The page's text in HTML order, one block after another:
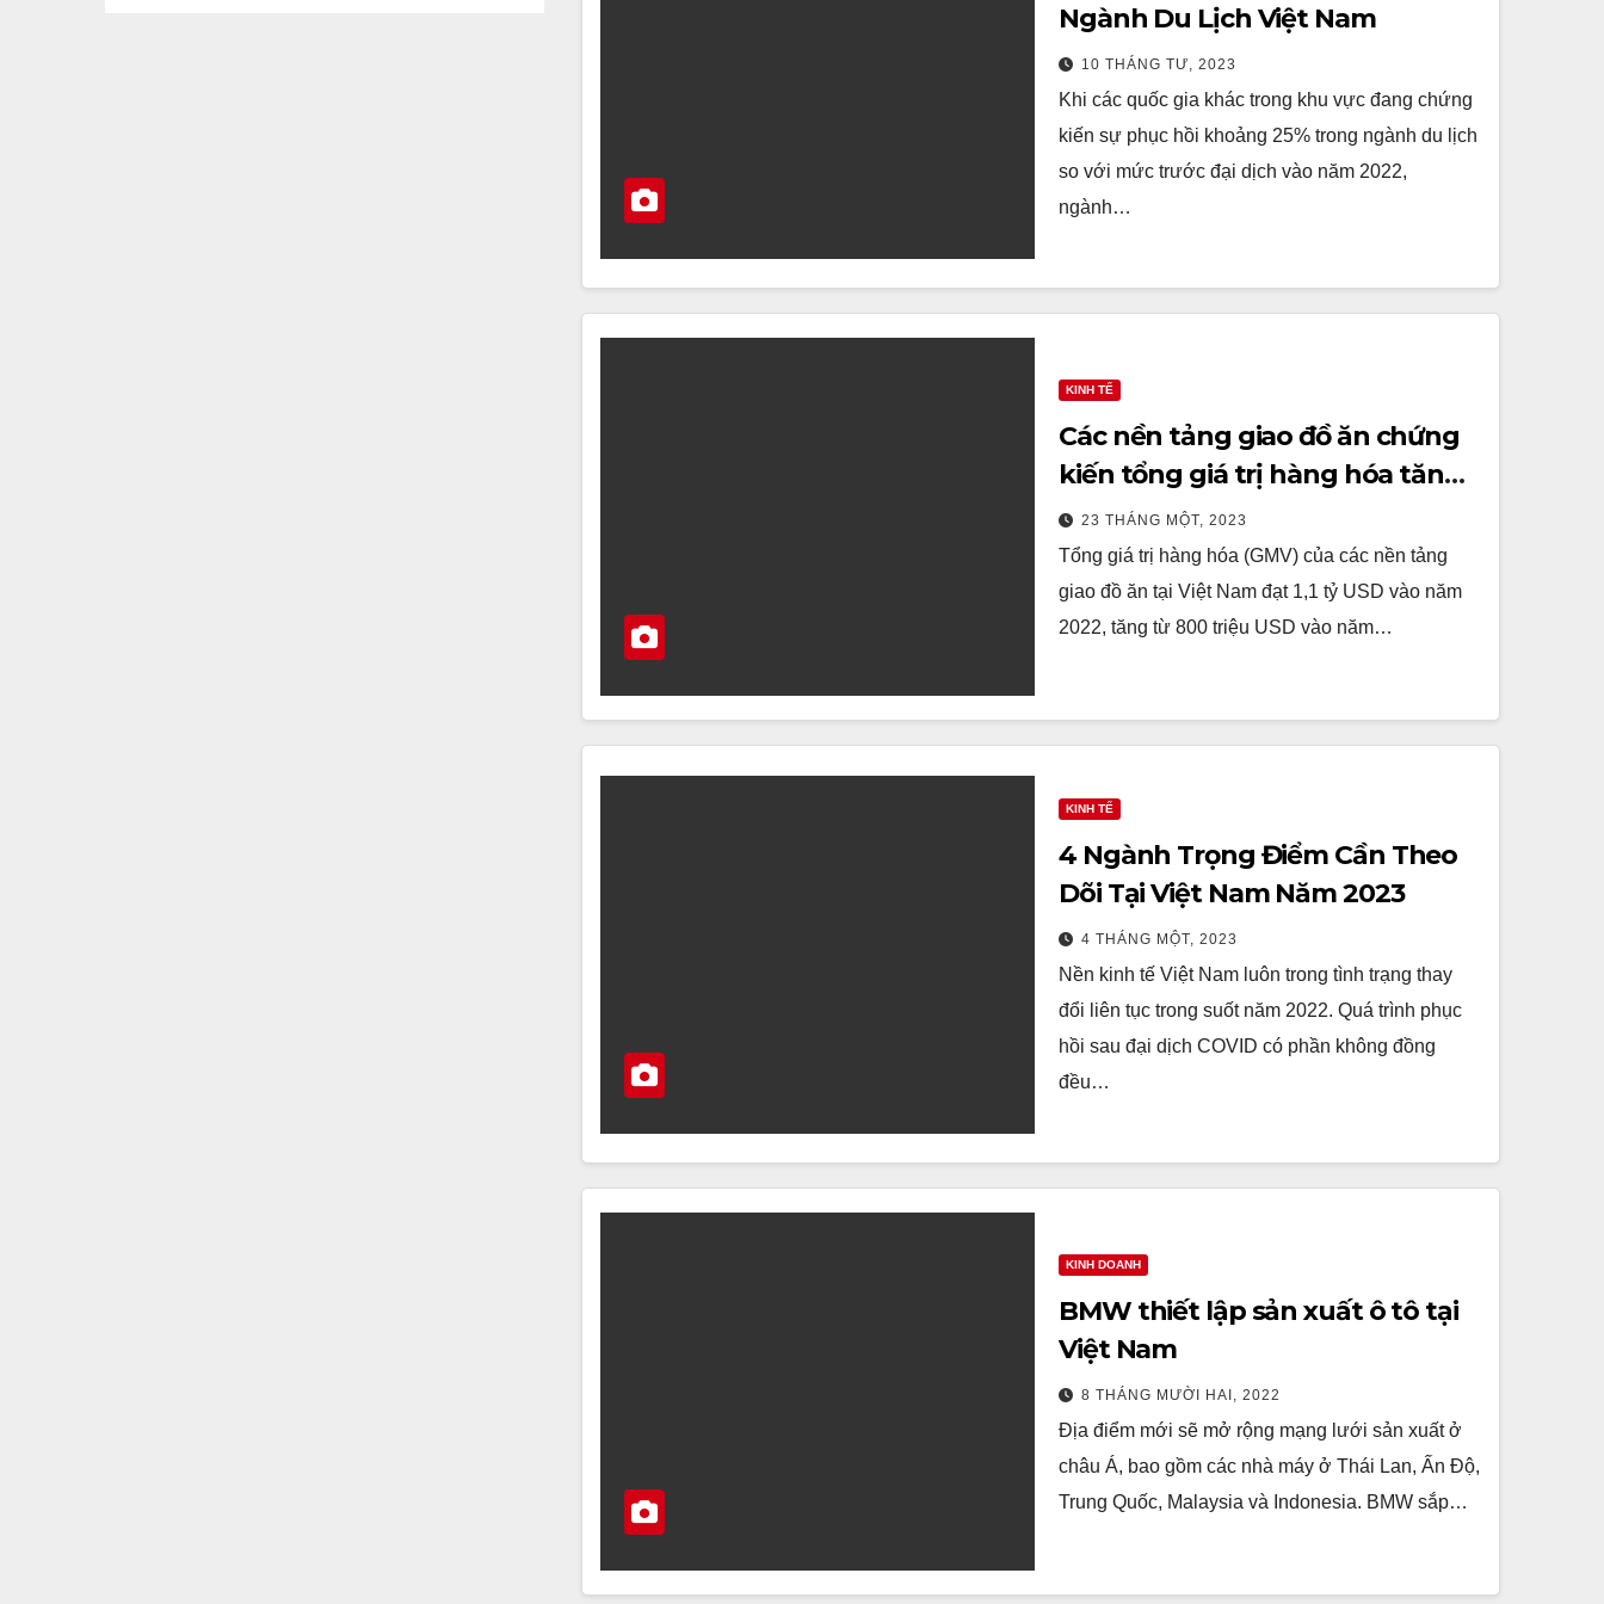
Ngành Du Lịch Việt Nam
10 THÁNG TƯ, 2023
Khi các quốc gia khác trong khu vực đang chứng
kiến sự phục hồi khoảng 25% trong ngành du lịch
so với mức trước đại dịch vào năm 2022,
ngành…
KINH TẾ
Các nền tảng giao đồ ăn chứng
kiến tổng giá trị hàng hóa tăng
37,5%
23 THÁNG MỘT, 2023
Tổng giá trị hàng hóa (GMV) của các nền tảng
giao đồ ăn tại Việt Nam đạt 1,1 tỷ USD vào năm
2022, tăng từ 800 triệu USD vào năm…
KINH TẾ
4 Ngành Trọng Điểm Cần Theo
Dõi Tại Việt Nam Năm 2023
4 THÁNG MỘT, 2023
Nền kinh tế Việt Nam luôn trong tình trạng thay
đổi liên tục trong suốt năm 2022. Quá trình phục
hồi sau đại dịch COVID có phần không đồng
đều…
KINH DOANH
BMW thiết lập sản xuất ô tô tại
Việt Nam
8 THÁNG MƯỜI HAI, 2022
Địa điểm mới sẽ mở rộng mạng lưới sản xuất ở
châu Á, bao gồm các nhà máy ở Thái Lan, Ấn Độ,
Trung Quốc, Malaysia và Indonesia. BMW sắp…